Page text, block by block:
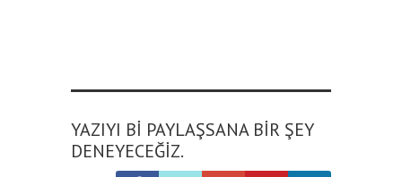
YAZIYI BI PAYLAŞSANA BIR ŞEY
DENEYECEĞIZ.